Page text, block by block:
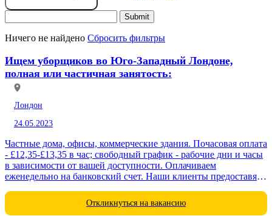
Ничего не найдено Сбросить фильтры
Ищем уборщиков во Юго-Западный Лондонe,
полная или частичная занятость:
Лондон
24.05.2023
Частные дома, офисы, коммерческие здания. Почасовая оплата
- £12,35-£13,35 в час; свободный график - рабочие дни и часы
в зависимости от вашей доступности. Оплачиваем
еженедельно на банковский счет. Наши клиенты предоставят
Откликнуться на вакансию